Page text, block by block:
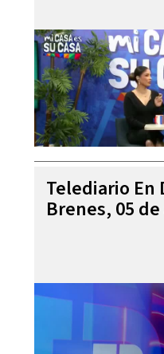
Telediario En
Brenes, 05